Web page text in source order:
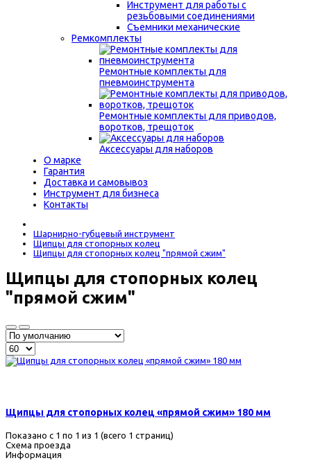
Инструмент для работы с
резьбовыми соединениями
Съемники механические
Ремкомплекты
Ремонтные комплекты для
пневмоинструмента
Ремонтные комплекты для приводов,
воротков, трещоток
Аксессуары для наборов
О марке
Гарантия
Доставка и самовывоз
Инструмент для бизнеса
Контакты
Шарнирно-губцевый инструмент
Щипцы для стопорных колец
Щипцы для стопорных колец "прямой сжим"
Щипцы для стопорных колец
"прямой сжим"
Щипцы для стопорных колец «прямой сжим» 180 мм
Показано с 1 по 1 из 1 (всего 1 страниц)
Схема проезда
Информация